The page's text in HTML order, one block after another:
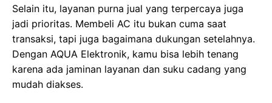
Selain itu, layanan purna jual yang terpercaya juga
jadi prioritas. Membeli AC itu bukan cuma saat
transaksi, tapi juga bagaimana dukungan setelahnya.
Dengan AQUA Elektronik, kamu bisa lebih tenang
karena ada jaminan layanan dan suku cadang yang
mudah diakses.